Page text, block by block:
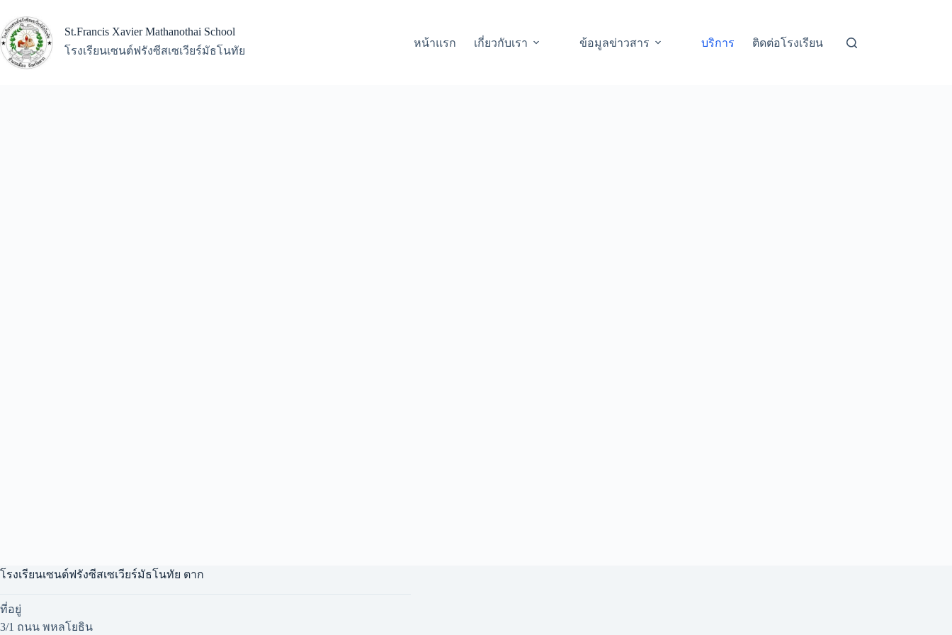
content
St.Francis Xavier Mathanothai School
โรงเรียนเซนต์ฟรังซีสเซเวียร์มัธโนทัย
หน้าแรก เกี่ยวกับเรา ข้อมูลข่าวสาร บริการ ติดต่อโรงเรียน
โรงเรียนเซนต์ฟรังซีสเซเวียร์มัธโนทัย ตาก
ที่อยู่
3/1 ถนน พหลโยธิน